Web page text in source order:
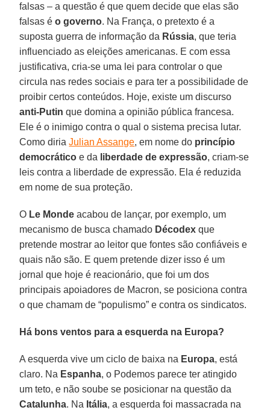
falsas – a questão é que quem decide que elas são
falsas éo governo. Na França, o pretexto é a
suposta guerra de informação da Rússia, que teria
influenciado as eleições americanas. E com essa
justificativa, cria-se uma lei para controlar o que
circula nas redes sociais e para ter a possibilidade de
proibir certos conteúdos. Hoje, existe um discurso
anti-Putin que domina a opinião pública francesa.
Ele é o inimigo contra o qual o sistema precisa lutar.
Como diriaJulian Assange, em nome do princípio
democrático e da liberdade de expressão, criam-se
leis contra a liberdade de expressão. Ela é reduzida
em nome de sua proteção.
O Le Monde acabou de lançar, por exemplo, um
mecanismo de busca chamado Décodex que
pretende mostrar ao leitor que fontes são confiáveis e
quais não são. E quem pretende dizer isso é um
jornal que hoje é reacionário, que foi um dos
principais apoiadores de Macron, se posiciona contra
o que chamam de “populismo” e contra os sindicatos.
Há bons ventos para a esquerda na Europa?
A esquerda vive um ciclo de baixa na Europa, está
claro. Na Espanha, o Podemos parece ter atingido
um teto, e não soube se posicionar na questão da
Catalunha. Na Itália, a esquerda foi massacrada na